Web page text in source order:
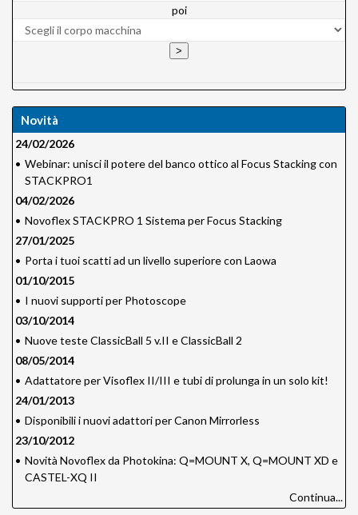
poi
Novità
24/02/2026
• Webinar: unisci il potere del banco ottico al Focus Stacking con
STACKPRO1
04/02/2026
• Novoflex STACKPRO 1 Sistema per Focus Stacking
27/01/2025
• Porta i tuoi scatti ad un livello superiore con Laowa
01/10/2015
• I nuovi supporti per Photoscope
03/10/2014
• Nuove teste ClassicBall 5 v.II e ClassicBall 2
08/05/2014
• Adattatore per Visoflex II/III e tubi di prolunga in un solo kit!
24/01/2013
• Disponibili i nuovi adattori per Canon Mirrorless
23/10/2012
• Novità Novoflex da Photokina: Q=MOUNT X, Q=MOUNT XD e
CASTEL-XQ II
Continua...